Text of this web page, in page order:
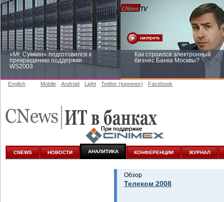
«Mr. Сумкин» подготовился к
прекращению поддержки
WS2003
Как строился электронный
бизнес Банка Москвы?
Заоблачная оптимизация: как
аналитике
Рейтинг CNewsInfrastructure
приглашаем участвовать
English Mobile Android Light Twitter (topnews) Facebook
CNEWS НОВОСТИ АНАЛИТИКА КОНФЕРЕНЦИИ ЖУРНАЛ
Обзор
Телеком 2008